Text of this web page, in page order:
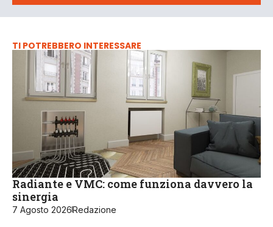
TI POTREBBERO INTERESSARE
Radiante e VMC: come funziona davvero la
sinergia
7 Agosto 2026Redazione